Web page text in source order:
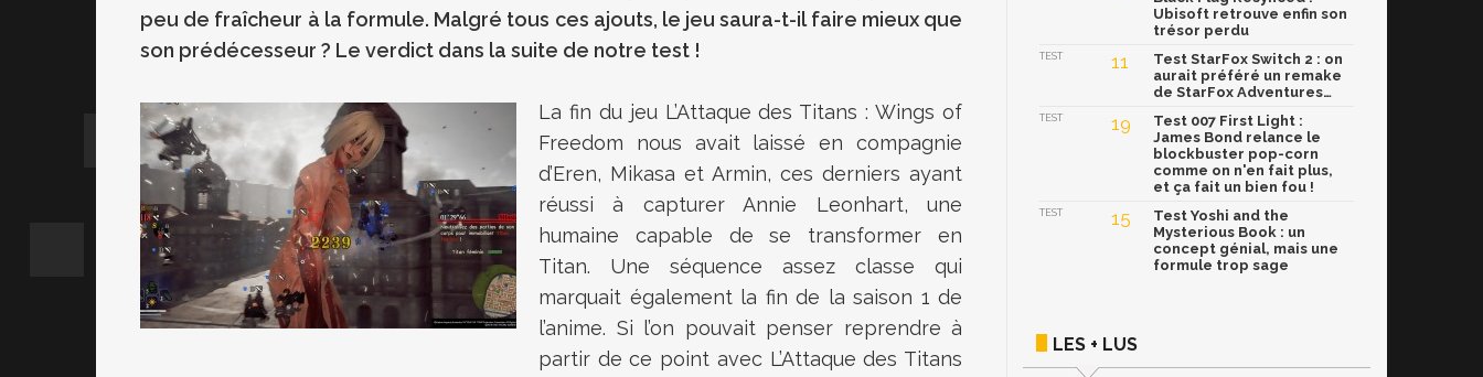
peu de fraîcheur à la formule. Malgré tous ces ajouts, le jeu saura-t-il faire mieux que
son prédécesseur ? Le verdict dans la suite de notre test !
La fin du jeu L’Attaque des Titans : Wings of
Freedom nous avait laissé en compagnie
d’Eren, Mikasa et Armin, ces derniers ayant
réussi à capturer Annie Leonhart, une
humaine capable de se transformer en
Titan. Une séquence assez classe qui
marquait également la fin de la saison 1 de
l’anime. Si l’on pouvait penser reprendre à
partir de ce point avec L’Attaque des Titans
Ubisoft retrouve enfin son
trésor perdu
TEST 11
Test StarFox Switch 2 : on
aurait préféré un remake
de StarFox Adventures…
TEST 19
Test 007 First Light :
James Bond relance le
blockbuster pop-corn
comme on n'en fait plus,
et ça fait un bien fou !
TEST 15
Test Yoshi and the
Mysterious Book : un
concept génial, mais une
formule trop sage
LES + LUS